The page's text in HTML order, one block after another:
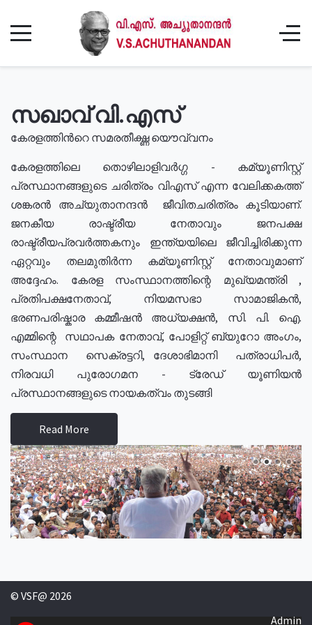
സഖാവ് വി.എസ്
കേരളത്തിൻറെ സമരതീക്ഷ്ണ യൌവ്വനം
കേരളത്തിലെ തൊഴിലാളിവർഗ്ഗ - കമ്യൂണിസ്റ്റ്
പ്രസ്ഥാനങ്ങളുടെ ചരിത്രം വിഎസ് എന്ന വേലിക്കകത്ത്
ശങ്കരൻ അച്യുതാനന്ദൻ ജീവിതചരിത്രം കൂടിയാണ്.
ജനകീയ രാഷ്ട്രീയ നേതാവും ജനപക്ഷ
രാഷ്ട്രീയപ്രവർത്തകനും ഇന്ത്യയിലെ ജീവിച്ചിരിക്കുന്ന
ഏറ്റവും തലമുതിർന്ന കമ്യൂണിസ്റ്റ് നേതാവുമാണ്
അദ്ദേഹം. കേരള സംസ്ഥാനത്തിന്റെ മുഖ്യമന്ത്രി ,
പ്രതിപക്ഷനേതാവ്, നിയമസഭാ സാമാജികൻ,
ഭരണപരിഷ്കാര കമ്മീഷൻ അധ്യക്ഷൻ, സി. പി. ഐ.
എമ്മിന്റെ സഥാപക നേതാവ്, പോളിറ്റ് ബ്യുറോ അംഗം,
സംസ്ഥാന സെക്രട്ടറി, ദേശാഭിമാനി പത്രാധിപർ,
നിരവധി പുരോഗമന - ട്രേഡ് യൂണിയൻ
പ്രസ്ഥാനങ്ങളുടെ നായകത്വം തുടങ്ങി
Read More
© VSF@ 2026
Admin